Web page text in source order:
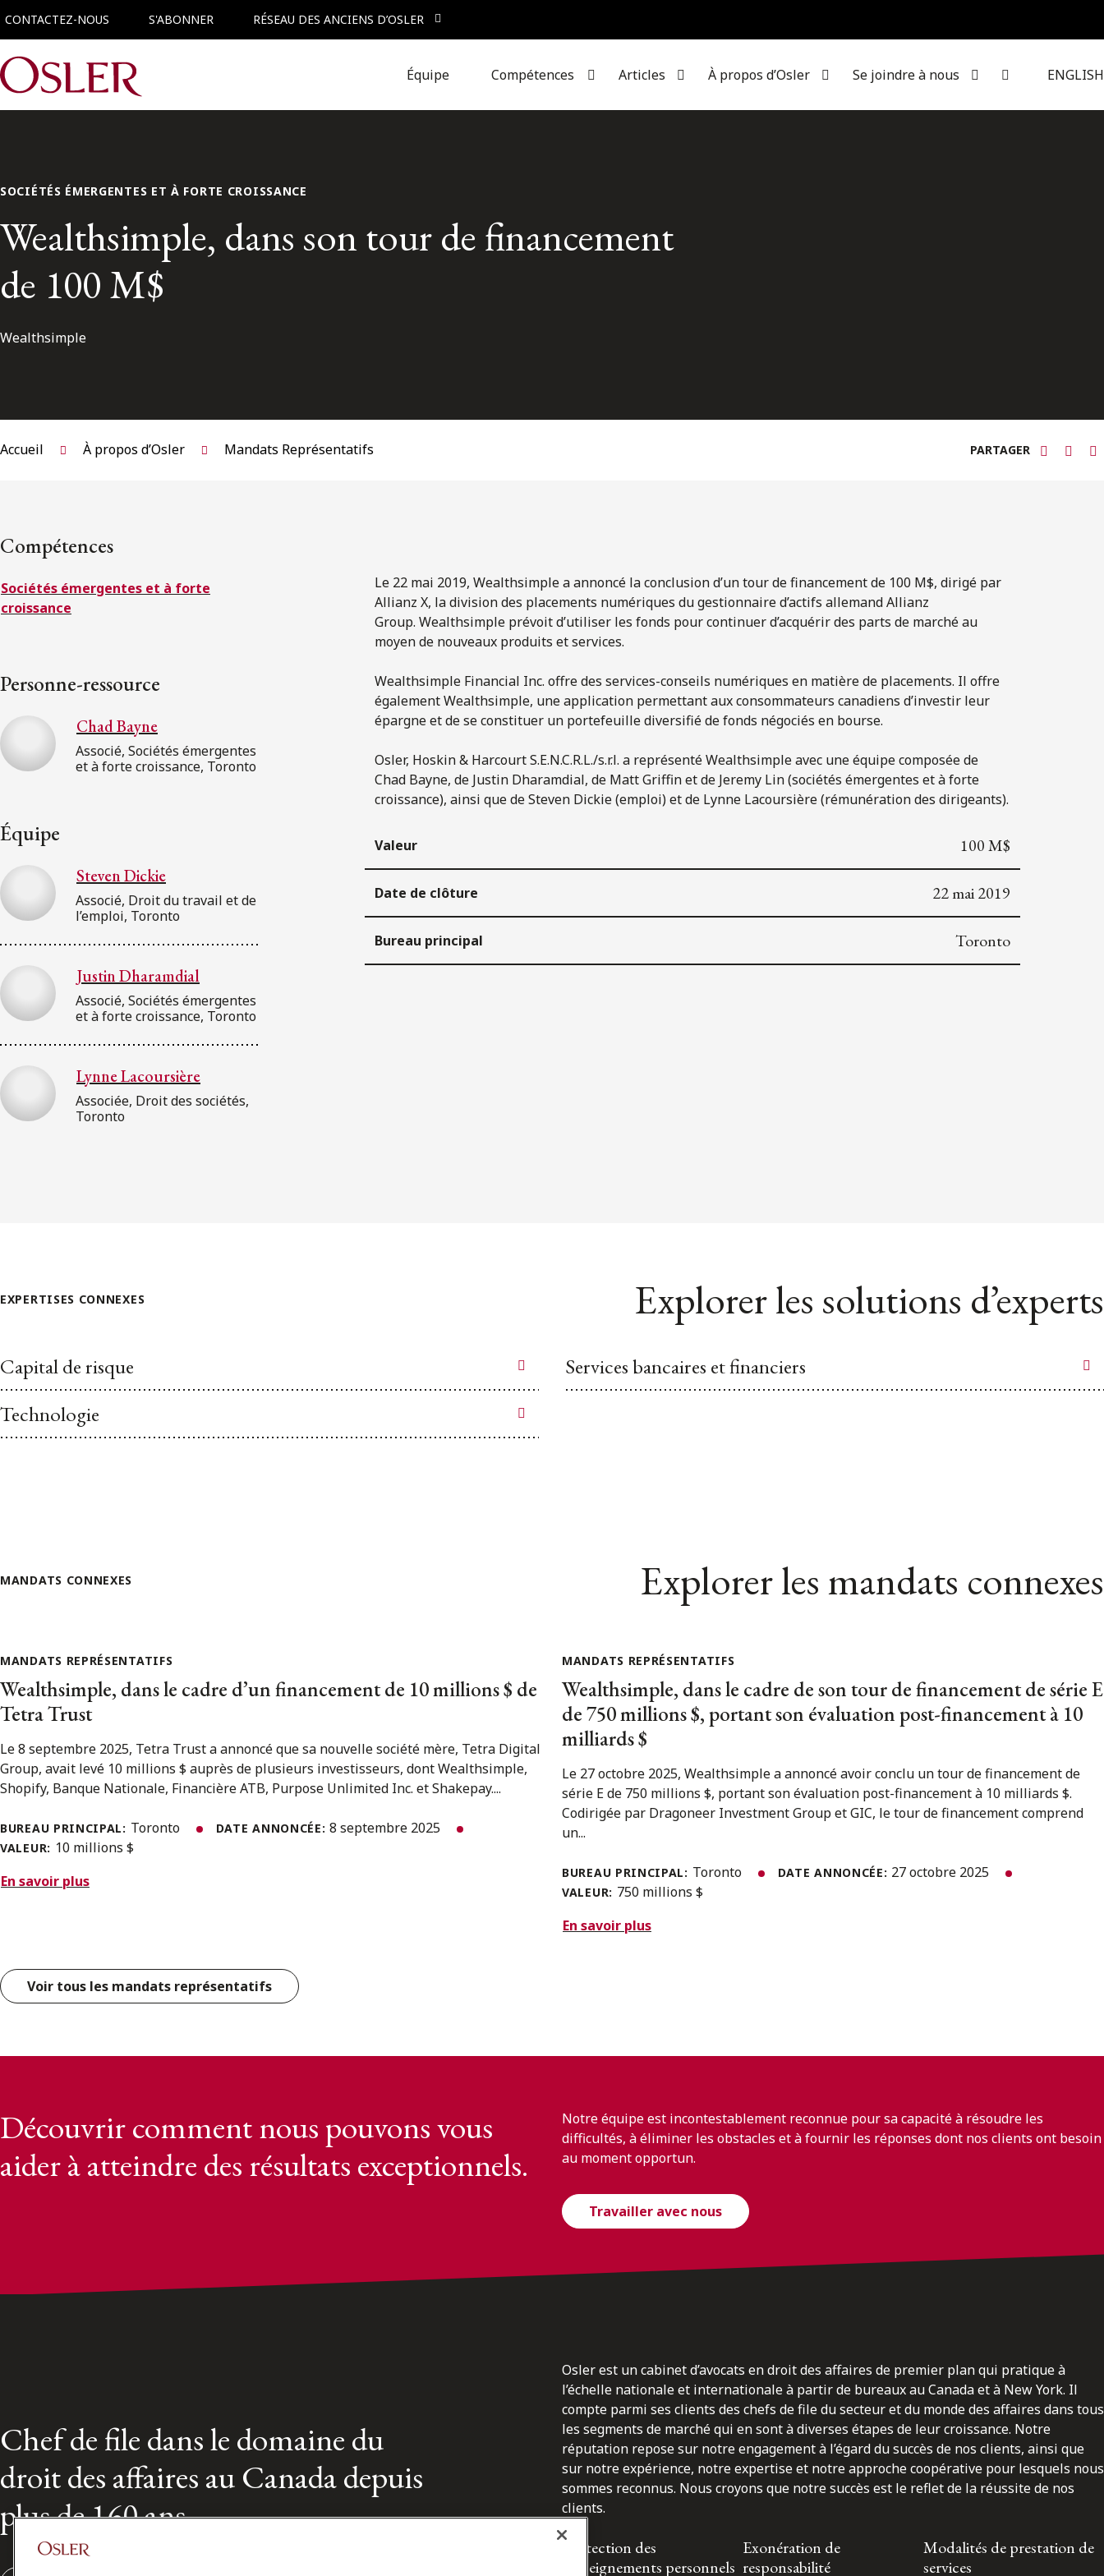
CONTACTEZ-NOUS S'ABONNER RÉSEAU DES ANCIENS D’OSLER
Main Navigation Équipe Compétences Articles À propos d’Osler Se joindre à nous ENGLISH
SOCIÉTÉS ÉMERGENTES ET À FORTE CROISSANCE
Wealthsimple, dans son tour de financement
de 100 M$
Wealthsimple
Accueil À propos d’Osler Mandats Représentatifs PARTAGER
Compétences
Sociétés émergentes et à forte
croissance
Personne-ressource
Chad Bayne
Associé, Sociétés émergentes
et à forte croissance, Toronto
Équipe
Steven Dickie
Associé, Droit du travail et de
l’emploi, Toronto
Justin Dharamdial
Associé, Sociétés émergentes
et à forte croissance, Toronto
Lynne Lacoursière
Associée, Droit des sociétés,
Toronto
Le 22 mai 2019, Wealthsimple a annoncé la conclusion d’un tour de financement de 100 M$, dirigé par
Allianz X, la division des placements numériques du gestionnaire d’actifs allemand Allianz
Group. Wealthsimple prévoit d’utiliser les fonds pour continuer d’acquérir des parts de marché au
moyen de nouveaux produits et services.
Wealthsimple Financial Inc. offre des services-conseils numériques en matière de placements. Il offre
également Wealthsimple, une application permettant aux consommateurs canadiens d’investir leur
épargne et de se constituer un portefeuille diversifié de fonds négociés en bourse.
Osler, Hoskin & Harcourt S.E.N.C.R.L./s.r.l. a représenté Wealthsimple avec une équipe composée de
Chad Bayne, de Justin Dharamdial, de Matt Griffin et de Jeremy Lin (sociétés émergentes et à forte
croissance), ainsi que de Steven Dickie (emploi) et de Lynne Lacoursière (rémunération des dirigeants).
Valeur 100 M$
Date de clôture 22 mai 2019
Bureau principal Toronto
EXPERTISES CONNEXES Explorer les solutions d’experts
Capital de risque
Services bancaires et financiers
Technologie
MANDATS CONNEXES Explorer les mandats connexes
MANDATS REPRÉSENTATIFS
Wealthsimple, dans le cadre d’un financement de 10 millions $ de
Tetra Trust
Le 8 septembre 2025, Tetra Trust a annoncé que sa nouvelle société mère, Tetra Digital
Group, avait levé 10 millions $ auprès de plusieurs investisseurs, dont Wealthsimple,
Shopify, Banque Nationale, Financière ATB, Purpose Unlimited Inc. et Shakepay....
BUREAU PRINCIPAL: Toronto DATE ANNONCÉE:8 septembre 2025
VALEUR: 10 millions $
En savoir plus
MANDATS REPRÉSENTATIFS
Wealthsimple, dans le cadre de son tour de financement de série E
de 750 millions $, portant son évaluation post-financement à 10
milliards $
Le 27 octobre 2025, Wealthsimple a annoncé avoir conclu un tour de financement de
série E de 750 millions $, portant son évaluation post-financement à 10 milliards $.
Codirigée par Dragoneer Investment Group et GIC, le tour de financement comprend
un...
BUREAU PRINCIPAL: Toronto DATE ANNONCÉE: 27 octobre 2025
VALEUR: 750 millions $
En savoir plus
Voir tous les mandats représentatifs
Découvrir comment nous pouvons vous
aider à atteindre des résultats exceptionnels.
Notre équipe est incontestablement reconnue pour sa capacité à résoudre les
difficultés, à éliminer les obstacles et à fournir les réponses dont nos clients ont besoin
au moment opportun.
Travailler avec nous
Chef de file dans le domaine du
droit des affaires au Canada depuis
plus de 160 ans
Osler est un cabinet d’avocats en droit des affaires de premier plan qui pratique à
l’échelle nationale et internationale à partir de bureaux au Canada et à New York. Il
compte parmi ses clients des chefs de file du secteur et du monde des affaires dans tous
les segments de marché qui en sont à diverses étapes de leur croissance. Notre
réputation repose sur notre engagement à l’égard du succès de nos clients, ainsi que
sur notre expérience, notre expertise et notre approche coopérative pour lesquels nous
sommes reconnus. Nous croyons que notre succès est le reflet de la réussite de nos
clients.
Protection des
renseignements personnels
Exonération de
responsabilité
Modalités de prestation de
services